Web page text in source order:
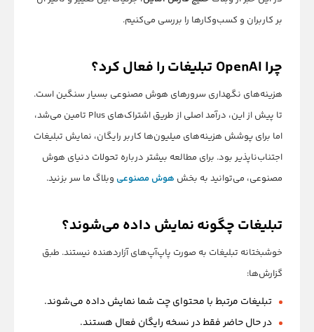
بر کاربران و کسب‌وکارها را بررسی می‌کنیم.
چرا OpenAI تبلیغات را فعال کرد؟
هزینه‌های نگهداری سرورهای هوش مصنوعی بسیار سنگین است.
تا پیش از این، درآمد اصلی از طریق اشتراک‌های Plus تامین می‌شد،
اما برای پوشش هزینه‌های میلیون‌ها کاربر رایگان، نمایش تبلیغات
اجتناب‌ناپذیر بود. برای مطالعه بیشتر درباره تحولات دنیای هوش
مصنوعی، می‌توانید به بخش هوش مصنوعی وبلاگ ما سر بزنید.
تبلیغات چگونه نمایش داده می‌شوند؟
خوشبختانه تبلیغات به صورت پاپ‌آپ‌های آزاردهنده نیستند. طبق
گزارش‌ها:
تبلیغات مرتبط با محتوای چت شما نمایش داده می‌شوند.
در حال حاضر فقط در نسخه رایگان فعال هستند.